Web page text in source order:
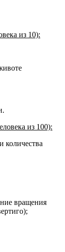
из 10):
из 100):
количества
вращения